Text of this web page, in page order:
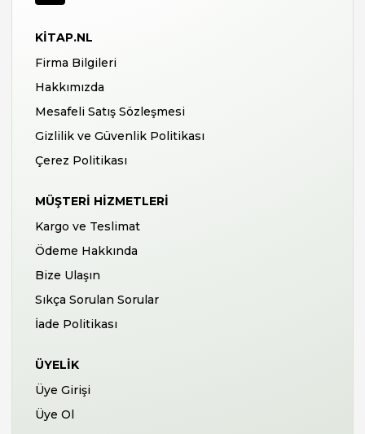
KITAP.NL
Firma Bilgileri
Hakkımızda
Mesafeli Satış Sözleşmesi
Gizlilik ve Güvenlik Politikası
Çerez Politikası
MÜŞTERI HIZMETLERI
Kargo ve Teslimat
Ödeme Hakkında
Bize Ulaşın
Sıkça Sorulan Sorular
İade Politikası
ÜYELIK
Üye Girişi
Üye Ol